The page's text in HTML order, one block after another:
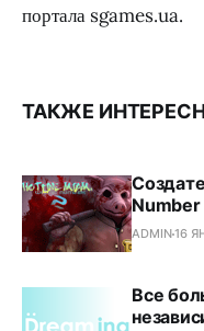
портала sgames.ua.
ТАКЖЕ
Number
ADMIN16
Все